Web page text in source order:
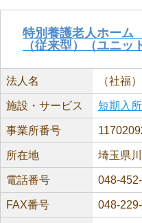
特別養護老人ホー
（従来型）（ユニッ
法人名 （社福
施設・サービス 短期入
事業所番号
所在地 埼玉県
電話番号 048-
FAX番号 048-